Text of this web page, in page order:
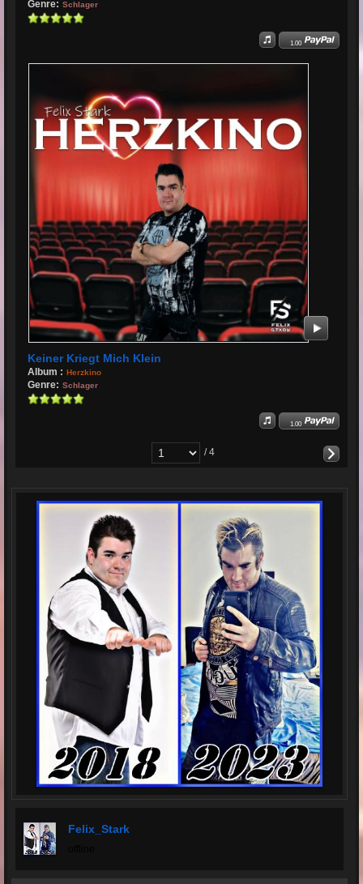
Genre: Schlager
1.00
Keiner Kriegt Mich Klein
Album : Herzkino
Genre: Schlager
1.00
/ 4
Felix_Stark